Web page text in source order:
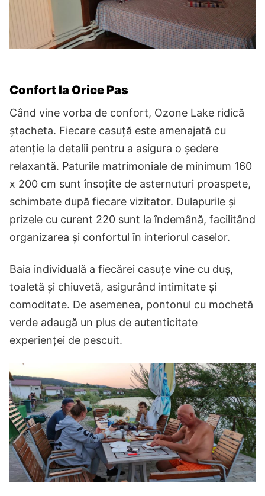
Confort la Orice Pas
Când vine vorba de confort, Ozone Lake ridică
ștacheta. Fiecare casuță este amenajată cu
atenție la detalii pentru a asigura o ședere
relaxantă. Paturile matrimoniale de minimum 160
x 200 cm sunt însoțite de asternuturi proaspete,
schimbate după fiecare vizitator. Dulapurile și
prizele cu curent 220 sunt la îndemână, facilitând
organizarea și confortul în interiorul caselor.
Baia individuală a fiecărei casuțe vine cu duș,
toaletă și chiuvetă, asigurând intimitate și
comoditate. De asemenea, pontonul cu mochetă
verde adaugă un plus de autenticitate
experienței de pescuit.